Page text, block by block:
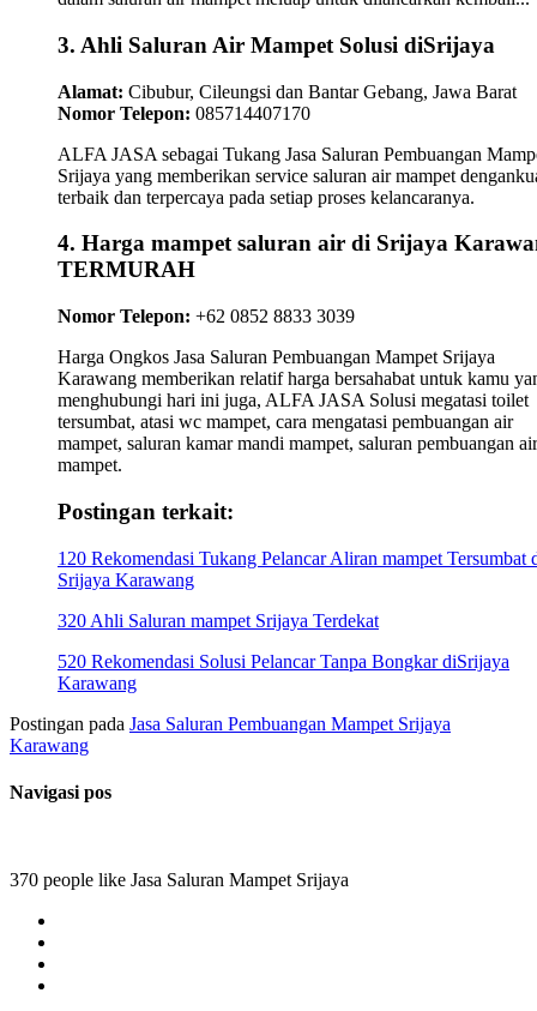
3. Ahli Saluran Air Mampet Solusi diSrijaya
Alamat: Cibubur, Cileungsi dan Bantar Gebang, Jawa Barat
Nomor Telepon: 085714407170
ALFA JASA sebagai Tukang Jasa Saluran Pembuangan
Srijaya yang memberikan service saluran air mampet
terbaik dan terpercaya pada setiap proses kelancaranya.
4. Harga mampet saluran air di Srijaya
TERMURAH
Nomor Telepon: +62 0852 8833 3039
Harga Ongkos Jasa Saluran Pembuangan Mampet Srijaya
Karawang memberikan relatif harga bersahabat untuk kamu
menghubungi hari ini juga, ALFA JASA Solusi megatasi toilet
tersumbat, atasi wc mampet, cara mengatasi pembuangan air
mampet, saluran kamar mandi mampet, saluran pembuangan air
mampet.
Postingan terkait:
120 Rekomendasi Tukang Pelancar Aliran mampet Tersumbat
Srijaya Karawang
320 Ahli Saluran mampet Srijaya Terdekat
520 Rekomendasi Solusi Pelancar Tanpa Bongkar diSrijaya
Karawang
Postingan pada Jasa Saluran Pembuangan Mampet Srijaya
Karawang
Navigasi pos
370 people like Jasa Saluran Mampet Srijaya